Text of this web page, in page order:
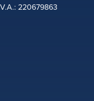
220679863